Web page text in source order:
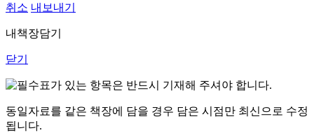
취소 내보내기
내책장담기
닫기
표가 있는 항목은 반드시 기재해 주셔야 합니다.
동일자료를 같은 책장에 담을 경우 담은 시점만 최신으로 수정
됩니다.